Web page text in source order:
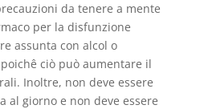
da tenere a mente
per la disfunzione
assunta con alcol o
ciò può aumentare il
Inoltre, non deve essere
al giorno e non deve essere